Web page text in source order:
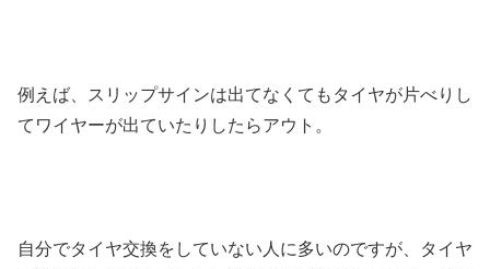
例えば、スリップサインは出てなくてもタイヤが片べりし
てワイヤーが出ていたりしたらアウト。
自分でタイヤ交換をしていない人に多いのですが、タイヤ